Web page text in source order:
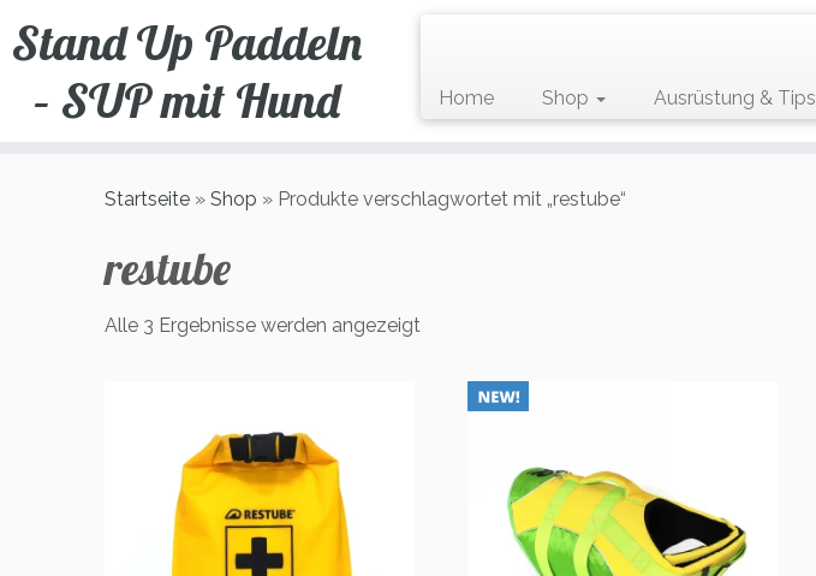
Inhalt
Stand Up Paddeln
– SUP mit Hund
Home Shop Ausrüstung & Tips
Startseite » Shop » Produkte verschlagwortet mit „restube“
restube
Alle 3 Ergebnisse werden angezeigt